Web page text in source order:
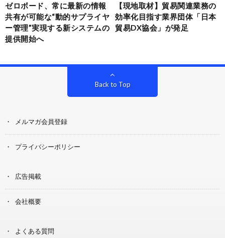
ゼロボード、常に最新の情報
共有が可能な“動的サプライヤ
ー管理”実現する新システムの
提供開始へ
【現地取材】貿易関連業務の
効率化目指す業界団体「日本
貿易DX協会」が発足
Back to Top
メルマガ会員登録
プライバシーポリシー
広告掲載
会社概要
よくある質問